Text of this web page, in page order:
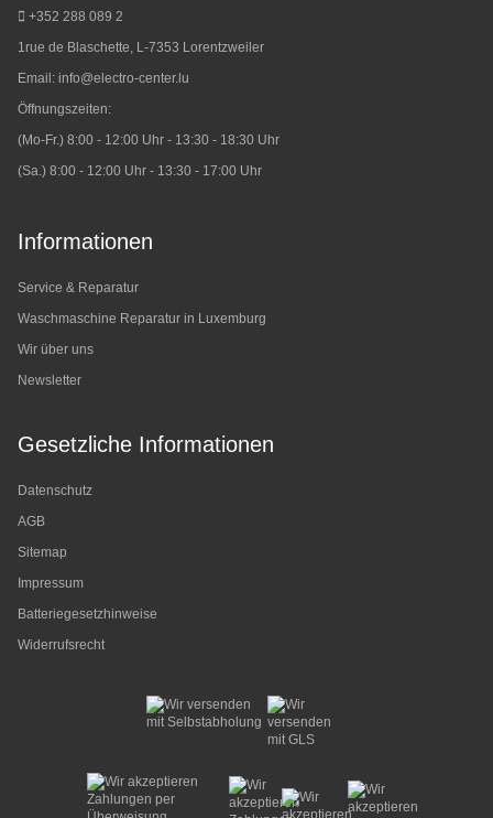
+352 288 089 2
1rue de Blaschette, L-7353 Lorentzweiler
Email: info@electro-center.lu
Öffnungszeiten:
(Mo-Fr.) 8:00 - 12:00 Uhr - 13:30 - 18:30 Uhr
(Sa.) 8:00 - 12:00 Uhr - 13:30 - 17:00 Uhr
Informationen
Service & Reparatur
Waschmaschine Reparatur in Luxemburg
Wir über uns
Newsletter
Gesetzliche Informationen
Datenschutz
AGB
Sitemap
Impressum
Batteriegesetzhinweise
Widerrufsrecht